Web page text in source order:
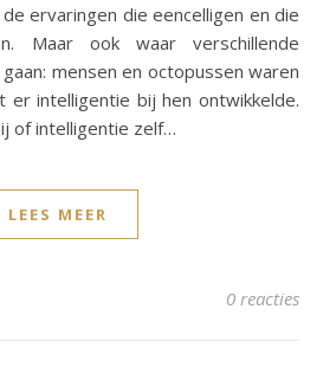
ervaringen die eencelligen en die
Maar ook waar verschillende
mensen en octopussen waren
er intelligentie bij hen ontwikkelde.
of intelligentie zelf…
LEES MEER
0 reacties